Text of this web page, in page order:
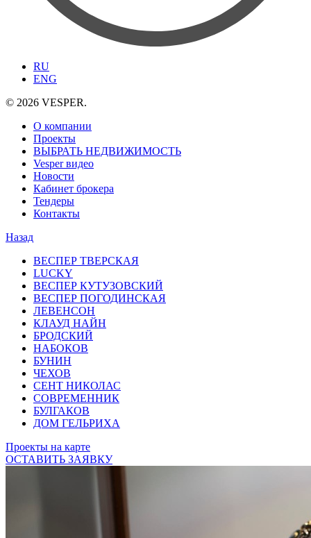
RU
ENG
© 2026 VESPER.
О компании
Проекты
ВЫБРАТЬ НЕДВИЖИМОСТЬ
Vesper видео
Новости
Кабинет брокера
Тендеры
Контакты
Назад
ВЕСПЕР ТВЕРСКАЯ
LUCKY
ВЕСПЕР КУТУЗОВСКИЙ
ВЕСПЕР ПОГОДИНСКАЯ
ЛЕВЕНСОН
КЛАУД НАЙН
БРОДСКИЙ
НАБОКОВ
БУНИН
ЧЕХОВ
СЕНТ НИКОЛАС
СОВРЕМЕННИК
БУЛГАКОВ
ДОМ ГЕЛЬРИХА
Проекты на карте
ОСТАВИТЬ ЗАЯВКУ